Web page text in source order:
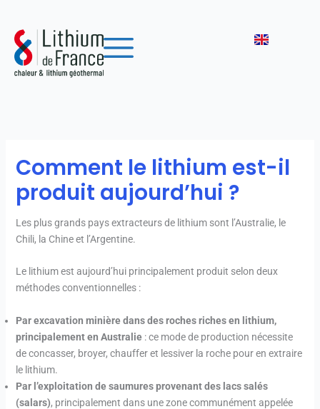
contenu
Comment le lithium est-il
produit aujourd’hui ?
Les plus grands pays extracteurs de lithium sont l’Australie, le
Chili, la Chine et l’Argentine.
Le lithium est aujourd’hui principalement produit selon deux
méthodes conventionnelles :
Par excavation minière dans des roches riches en lithium,
principalement en Australie: ce mode de production nécessite
de concasser, broyer, chauffer et lessiver la roche pour en extraire
le lithium.
Par l’exploitation de saumures provenant des lacs salés
(salars), principalement dans une zone communément appelée